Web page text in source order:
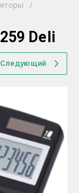
/
Deli
Следующий